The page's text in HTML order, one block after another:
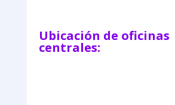
Ubicación de oficinas
centrales: